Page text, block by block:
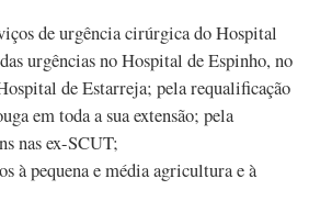
de urgência cirúrgica do Hospital
urgências no Hospital de Espinho, no
de Estarreja; pela requalificação
em toda a sua extensão; pela
nas ex-SCUT;
à pequena e média agricultura e à